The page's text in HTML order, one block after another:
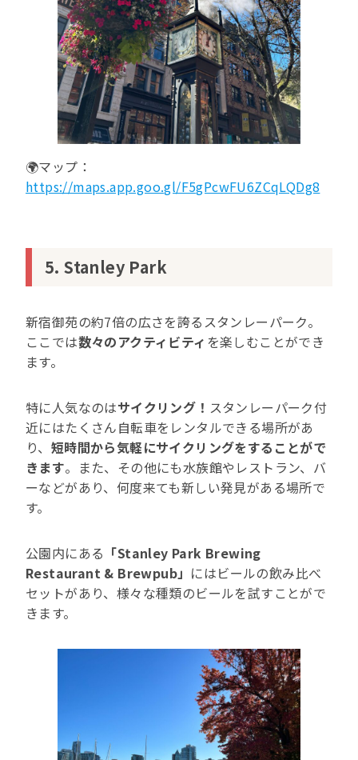
🌍マップ：
https://maps.app.goo.gl/F5gPcwFU6ZCqLQDg8
5. Stanley Park
新宿御苑の約7倍の広さを誇るスタンレーパーク。
ここでは数々のアクティビティ を楽しむことができ
ます。
特に人気なのはサイクリング！ スタンレーパーク付
近にはたくさん自転車をレンタルできる場所があ
り、 短時間から気軽にサイクリングをすることがで
きます。また、その他にも水族館やレストラン、バ
ーなどがあり、何度来ても新しい発見がある場所で
す。
公園内にある 「Stanley Park Brewing
Restaurant & Brewpub」 にはビールの飲み比べ
セットがあり、様々な種類のビールを試すことがで
きます。